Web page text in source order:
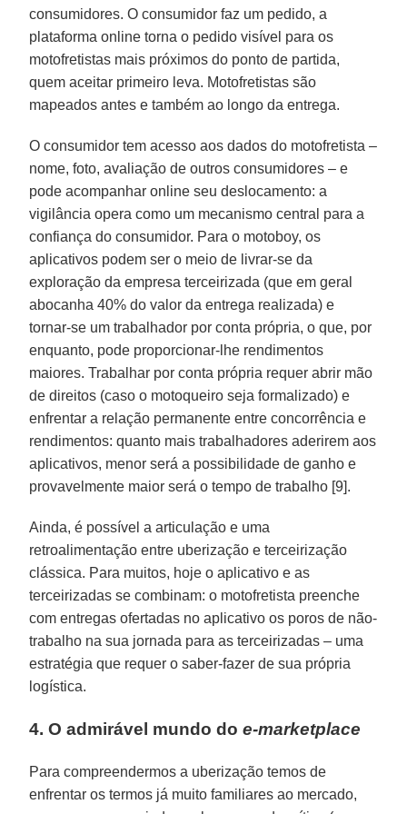
consumidores. O consumidor faz um pedido, a
plataforma online torna o pedido visível para os
motofretistas mais próximos do ponto de partida,
quem aceitar primeiro leva. Motofretistas são
mapeados antes e também ao longo da entrega.
O consumidor tem acesso aos dados do motofretista –
nome, foto, avaliação de outros consumidores – e
pode acompanhar online seu deslocamento: a
vigilância opera como um mecanismo central para a
confiança do consumidor. Para o motoboy, os
aplicativos podem ser o meio de livrar-se da
exploração da empresa terceirizada (que em geral
abocanha 40% do valor da entrega realizada) e
tornar-se um trabalhador por conta própria, o que, por
enquanto, pode proporcionar-lhe rendimentos
maiores. Trabalhar por conta própria requer abrir mão
de direitos (caso o motoqueiro seja formalizado) e
enfrentar a relação permanente entre concorrência e
rendimentos: quanto mais trabalhadores aderirem aos
aplicativos, menor será a possibilidade de ganho e
provavelmente maior será o tempo de trabalho [9].
Ainda, é possível a articulação e uma
retroalimentação entre uberização e terceirização
clássica. Para muitos, hoje o aplicativo e as
terceirizadas se combinam: o motofretista preenche
com entregas ofertadas no aplicativo os poros de não-
trabalho na sua jornada para as terceirizadas – uma
estratégia que requer o saber-fazer de sua própria
logística.
4. O admirável mundo doe-marketplace
Para compreendermos a uberização temos de
enfrentar os termos já muito familiares ao mercado,